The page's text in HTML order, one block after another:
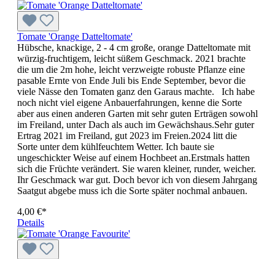
Tomate 'Orange Datteltomate'
Hübsche, knackige, 2 - 4 cm große, orange Datteltomate mit
würzig-fruchtigem, leicht süßem Ge­schmack. 2021 brachte
die um die 2m hohe, leicht verzweigte robuste Pflanze eine
pasable Ernte von Ende Juli bis Ende September, bevor die
viele Nässe den Tomaten ganz den Garaus machte. Ich habe
noch nicht viel eigene Anbauerfahrungen, kenne die Sorte
aber aus einen anderen Garten mit sehr guten Erträgen sowohl
im Freiland, unter Dach als auch im Gewächshaus.Sehr guter
Ertrag 2021 im Freiland, gut 2023 im Freien.2024 litt die
Sorte unter dem kühlfeuchtem Wetter. Ich baute sie
ungeschickter Weise auf einem Hochbeet an.Erstmals hatten
sich die Früchte verändert. Sie waren kleiner, runder, weicher.
Ihr Geschmack war gut. Doch bevor ich von diesem Jahrgang
Saatgut abgebe muss ich die Sorte später nochmal anbauen.
4,00 €*
Details